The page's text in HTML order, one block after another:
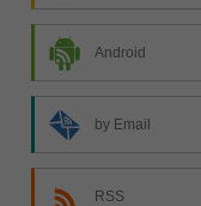
Android
by Email
RSS